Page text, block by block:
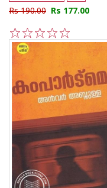
Rs 190.00 Rs 177.00
5
4
3
2
1